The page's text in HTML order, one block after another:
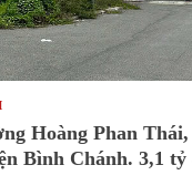
Hoàng Phan
Bình Chánh. 3,1 tỷ